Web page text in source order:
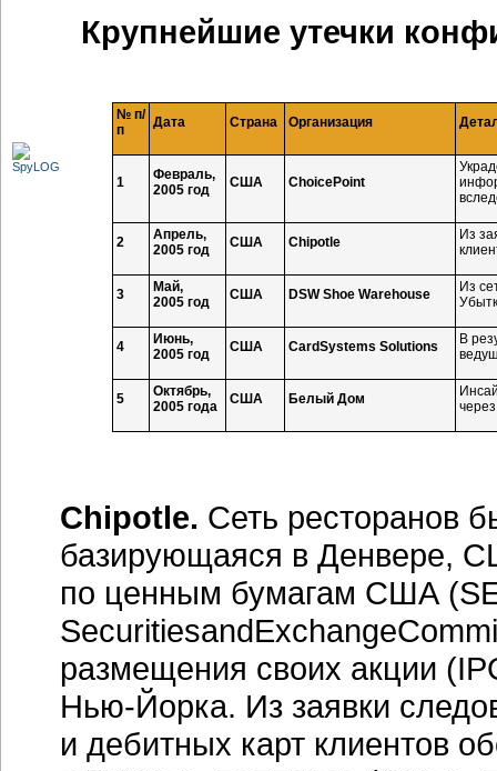
Крупнейшие утечки
№ п/
п
Дата Страна Организация
1
Февраль,
2005 год
США ChoicePoint
2
Апрель,
2005 год
США Chipotle
Из
3
Май,
2005 год
США DSW Shoe Warehouse
Из
4
Июнь,
2005 год
США CardSystems Solutions
В
5
Октябрь,
2005 года
США Белый Дом
Chipotle. Сеть ресторанов
базирующаяся в Денвере,
по ценным бумагам США
размещения своих акции
Нью-Йорка. Из заявки
и дебитных карт клиентов